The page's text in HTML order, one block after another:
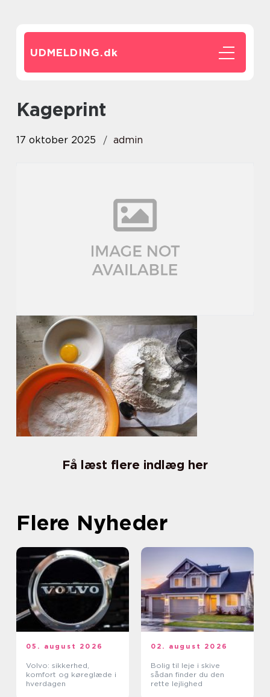
UDMELDING.dk
kageprint
17 oktober 2025 admin
Få læst flere indlæg her
Flere Nyheder
05. august 2026
Volvo: sikkerhed,
komfort og køreglæde i
hverdagen
02. august 2026
Bolig til leje i skive
sådan finder du den
rette lejlighed